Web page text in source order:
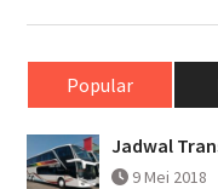
Popular
Jadwal
9 Mei 2018